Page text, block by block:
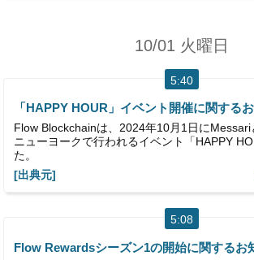
10/01 火曜日
5:40
「HAPPY HOUR」イベント開催に関する
Flow Blockchainは、2024年10月1日に
ニューヨークで行われるイベント「HAPPY
た。
[出典元]
5:08
Flow Rewardsシーズン1の開始に関するお